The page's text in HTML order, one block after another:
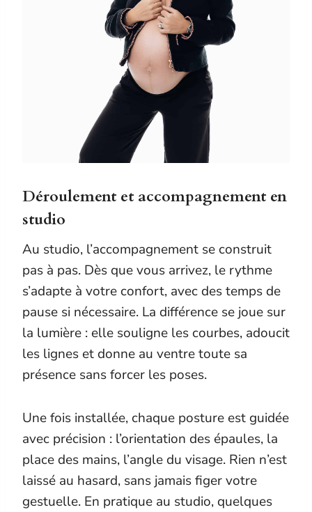
Déroulement et accompagnement en
studio
Au studio, l’accompagnement se construit
pas à pas. Dès que vous arrivez, le rythme
s’adapte à votre confort, avec des temps de
pause si nécessaire. La différence se joue sur
la lumière : elle souligne les courbes, adoucit
les lignes et donne au ventre toute sa
présence sans forcer les poses.
Une fois installée, chaque posture est guidée
avec précision : l’orientation des épaules, la
place des mains, l’angle du visage. Rien n’est
laissé au hasard, sans jamais figer votre
gestuelle. En pratique au studio, quelques